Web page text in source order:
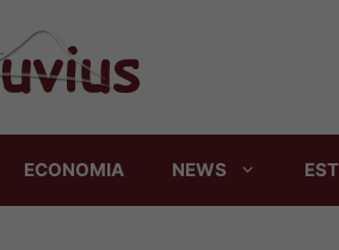
ECONOMIA NEWS